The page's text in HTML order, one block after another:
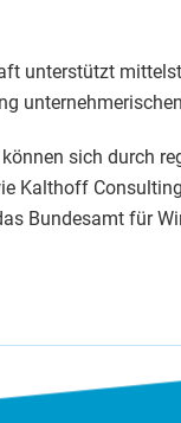
unterstützt
sich durch
Kalthoff
Bundesamt für